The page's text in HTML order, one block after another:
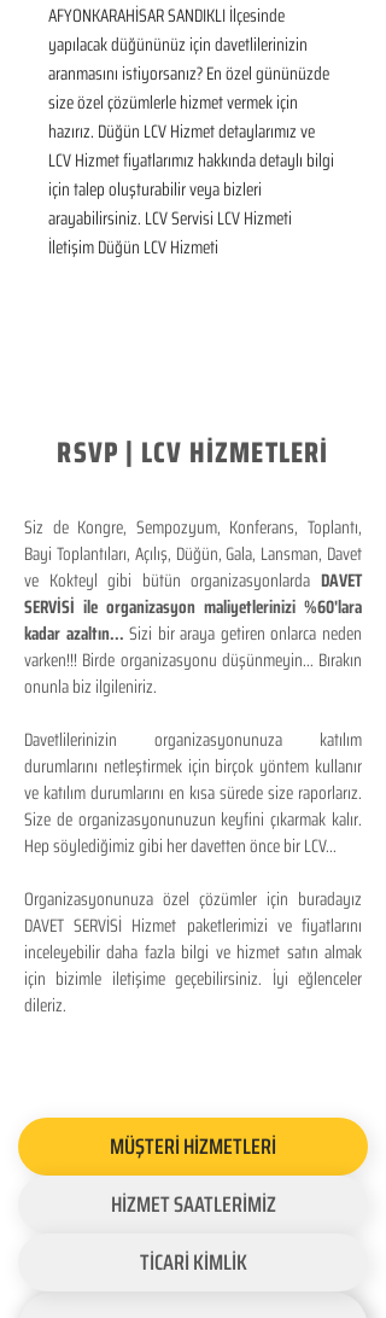
AFYONKARAHİSAR SANDIKLI İlçesinde
yapılacak düğününüz için davetlilerinizin
aranmasını istiyorsanız? En özel gününüzde
size özel çözümlerle hizmet vermek için
hazırız. Düğün LCV Hizmet detaylarımız ve
LCV Hizmet fiyatlarımız hakkında detaylı bilgi
için talep oluşturabilir veya bizleri
arayabilirsiniz. LCV Servisi LCV Hizmeti
İletişim Düğün LCV Hizmeti
RSVP | LCV HİZMETLERİ
Siz de Kongre, Sempozyum, Konferans, Toplantı,
Bayi Toplantıları, Açılış, Düğün, Gala, Lansman, Davet
ve Kokteyl gibi bütün organizasyonlarda DAVET
SERVİSİ ile organizasyon maliyetlerinizi %60'lara
kadar azaltın...Sizi bir araya getiren onlarca neden
varken!!! Birde organizasyonu düşünmeyin... Bırakın
onunla biz ilgileniriz.
Davetlilerinizin organizasyonunuza katılım
durumlarını netleştirmek için birçok yöntem kullanır
ve katılım durumlarını en kısa sürede size raporlarız.
Size de organizasyonunuzun keyfini çıkarmak kalır.
Hep söylediğimiz gibi her davetten önce bir LCV...
Organizasyonunuza özel çözümler için buradayız
DAVET SERVİSİ Hizmet paketlerimizi ve fiyatlarını
inceleyebilir daha fazla bilgi ve hizmet satın almak
için bizimle iletişime geçebilirsiniz. İyi eğlenceler
dileriz.
MÜŞTERİ HİZMETLERİ
HİZMET SAATLERİMİZ
TİCARİ KİMLİK